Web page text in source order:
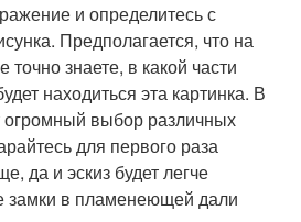
и определитесь с
Предполагается, что на
знаете, в какой части
находиться эта картинка. В
огромный выбор различных
для первого раза
да и эскиз будет легче
замки в пламенеющей дали